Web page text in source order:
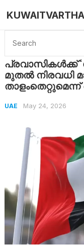
Home UAE പ്രവാസികൾക്ക്
മുതൽ നിരവധി
UAE May 24, 2026